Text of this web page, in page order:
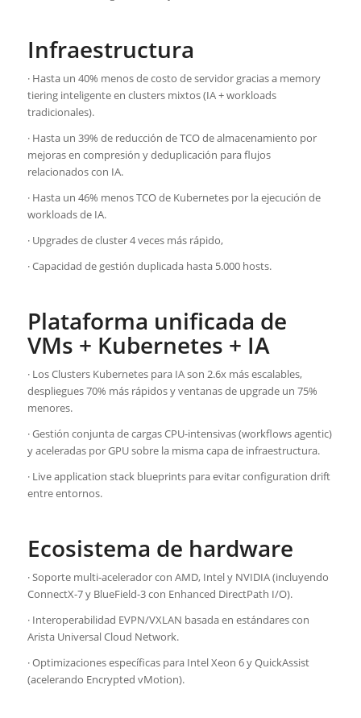
Infraestructura
· Hasta un 40% menos de costo de servidor gracias a memory
tiering inteligente en clusters mixtos (IA + workloads
tradicionales).
· Hasta un 39% de reducción de TCO de almacenamiento por
mejoras en compresión y deduplicación para flujos
relacionados con IA.
· Hasta un 46% menos TCO de Kubernetes por la ejecución de
workloads de IA.
· Upgrades de cluster 4 veces más rápido,
· Capacidad de gestión duplicada hasta 5.000 hosts.
Plataforma unificada de
VMs + Kubernetes + IA
· Los Clusters Kubernetes para IA son 2.6x más escalables,
despliegues 70% más rápidos y ventanas de upgrade un 75%
menores.
· Gestión conjunta de cargas CPU-intensivas (workflows agentic)
y aceleradas por GPU sobre la misma capa de infraestructura.
· Live application stack blueprints para evitar configuration drift
entre entornos.
Ecosistema de hardware
· Soporte multi-acelerador con AMD, Intel y NVIDIA (incluyendo
ConnectX-7 y BlueField-3 con Enhanced DirectPath I/O).
· Interoperabilidad EVPN/VXLAN basada en estándares con
Arista Universal Cloud Network.
· Optimizaciones específicas para Intel Xeon 6 y QuickAssist
(acelerando Encrypted vMotion).